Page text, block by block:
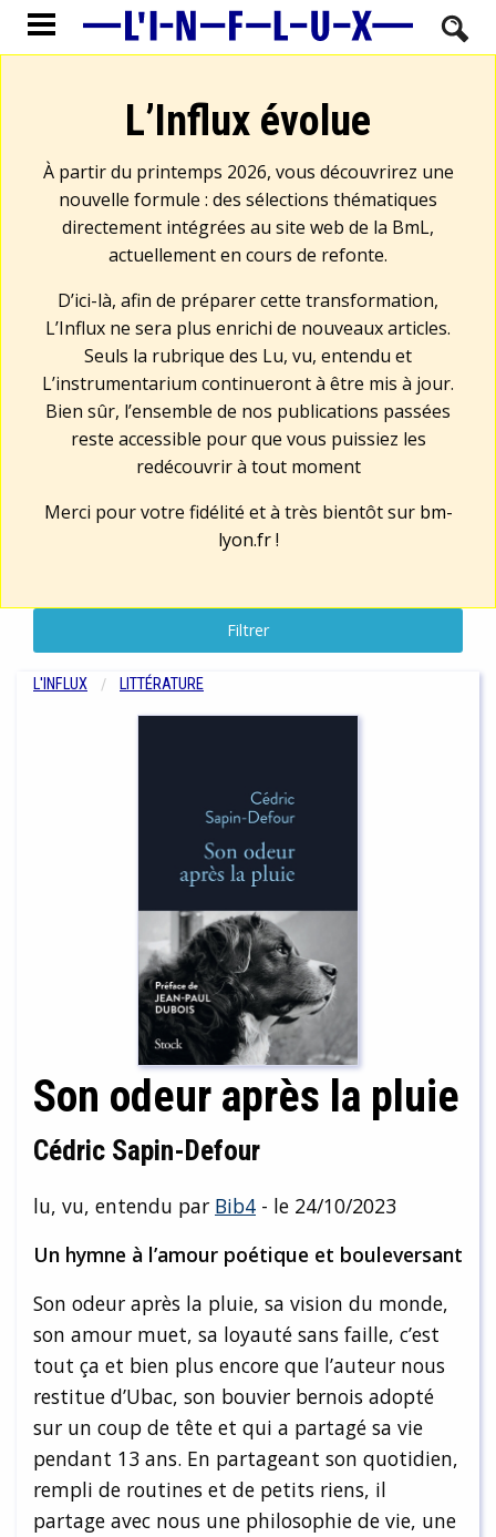
L’Influx évolue
À partir du printemps 2026, vous découvrirez une
nouvelle formule : des sélections thématiques
directement intégrées au site web de la BmL,
actuellement en cours de refonte.
D’ici-là, afin de préparer cette transformation,
L’Influx ne sera plus enrichi de nouveaux articles.
Seuls la rubrique des Lu, vu, entendu et
L’instrumentarium continueront à être mis à jour.
Bien sûr, l’ensemble de nos publications passées
reste accessible pour que vous puissiez les
redécouvrir à tout moment
Merci pour votre fidélité et à très bientôt sur bm-
lyon.fr!
Filtrer
L'INFLUX LITTÉRATURE
Son odeur après la pluie
Cédric Sapin-Defour
lu, vu, entendu par Bib4 - le 24/10/2023
Un hymne à l’amour poétique et bouleversant
Son odeur après la pluie, sa vision du monde,
son amour muet, sa loyauté sans faille, c’est
tout ça et bien plus encore que l’auteur nous
restitue d’Ubac, son bouvier bernois adopté
sur un coup de tête et qui a partagé sa vie
pendant 13 ans. En partageant son quotidien,
rempli de routines et de petits riens, il
partage avec nous une philosophie de vie, une